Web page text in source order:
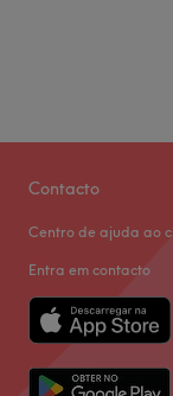
Contacto
Centro de ajuda ao
Entra em contacto